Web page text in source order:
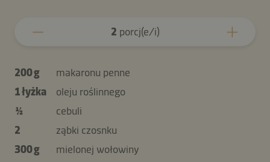
2 porcj(e/i)
200 g
makaronu penne
1 łyżka
oleju roślinnego
½
cebuli
2
ząbki czosnku
300 g
mielonej wołowiny